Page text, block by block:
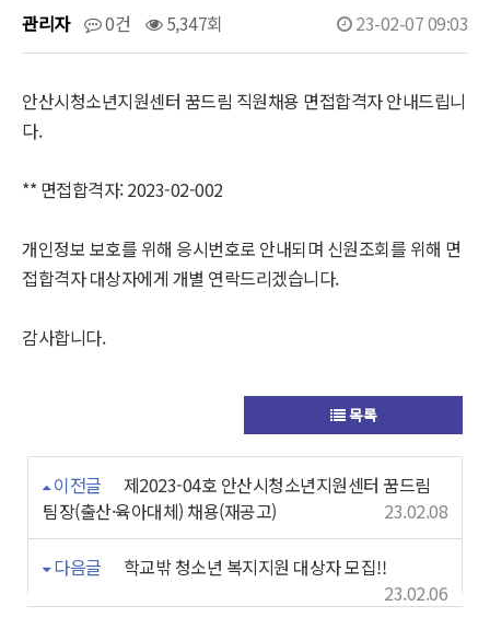
관리자 0건 5,347회 23-02-07 09:03
안산시청소년지원센터 꿈드림 직원채용 면접합격자 안내드립니
다.
** 면접합격자: 2023-02-002
개인정보 보호를 위해 응시번호로 안내되며 신원조회를 위해 면
접합격자 대상자에게 개별 연락드리겠습니다.
감사합니다.
목록
이전글
제2023-04호 안산시청소년지원센터 꿈드림
팀장(출산·육아대체) 채용(재공고)
23.02.08
다음글
학교밖 청소년 복지지원 대상자 모집!!
23.02.06